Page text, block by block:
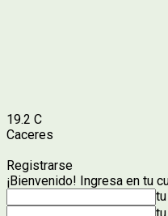
19.2 C
Caceres
Registrarse
¡Bienvenido! Ingresa en tu